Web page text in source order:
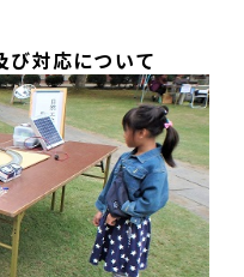
び対応について